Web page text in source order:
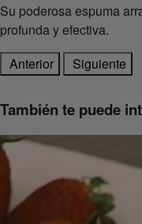
Su poderosa espuma
profunda y efectiva.
Anterior
Siguiente
También te puede